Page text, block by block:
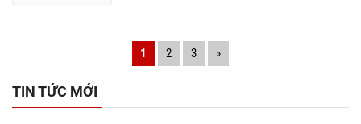
1 2 3 »
TIN TỨC MỚI